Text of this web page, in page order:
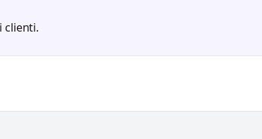
clienti.